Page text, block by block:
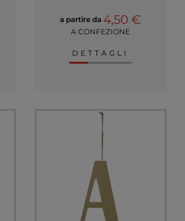
a partire da 4,50 €
A CONFEZIONE
DETTAGLI